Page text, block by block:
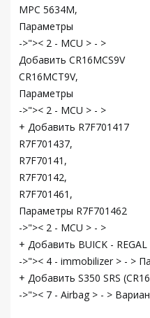
MPC 5634M,
Параметры
->">< 2 - MCU > - >
Добавить CR16MCS9V
CR16MCT9V,
Параметры
->">< 2 - MCU > - >
+ Добавить R7F701417
R7F701437,
R7F70141,
R7F70142,
R7F701461,
Параметры R7F701462
->">< 2 - MCU > - >
+ Добавить BUICK -
->">< 4 - immobilizer > - >
+ Добавить S350 SRS
->">< 7 - Airbag > - >